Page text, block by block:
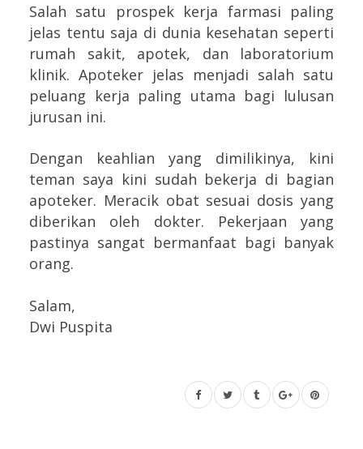
Salah satu prospek kerja farmasi paling
jelas tentu saja di dunia kesehatan seperti
rumah sakit, apotek, dan laboratorium
klinik. Apoteker jelas menjadi salah satu
peluang kerja paling utama bagi lulusan
jurusan ini.
Dengan keahlian yang dimilikinya, kini
teman saya kini sudah bekerja di bagian
apoteker. Meracik obat sesuai dosis yang
diberikan oleh dokter. Pekerjaan yang
pastinya sangat bermanfaat bagi banyak
orang.
Salam,
Dwi Puspita